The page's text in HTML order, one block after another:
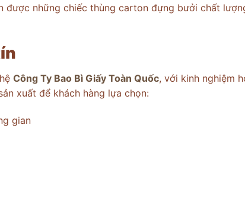
được những chiếc thùng carton đựng bưởi chất
Công Ty Bao Bì Giấy Toàn Quốc, với kinh nghiệm
xuất để khách hàng lựa chọn:
gian